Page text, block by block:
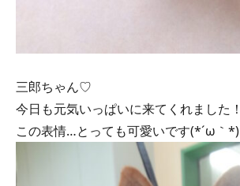
三郎ちゃん♡
今日も元気いっぱいに来てくれました！
この表情…とっても可愛いです(*´ω｀*)